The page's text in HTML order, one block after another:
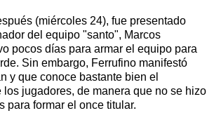
(miércoles 24), fue presentado
del equipo "santo", Marcos
pocos días para armar el equipo para
Sin embargo, Ferrufino manifestó
y que conoce bastante bien el
jugadores, de manera que no se hizo
para formar el once titular.